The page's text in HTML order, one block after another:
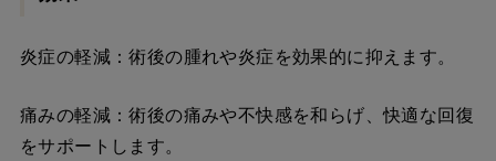
炎症の軽減：術後の腫れや炎症を効果的に抑えます。
痛みの軽減：術後の痛みや不快感を和らげ、快適な回復
をサポートします。